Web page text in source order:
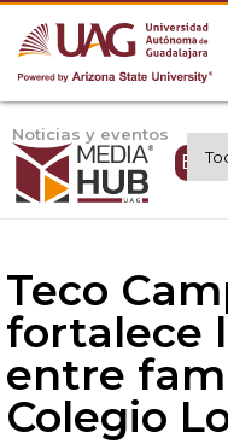
Noticias y eventos
Teco
fortalece
entre
Colegio